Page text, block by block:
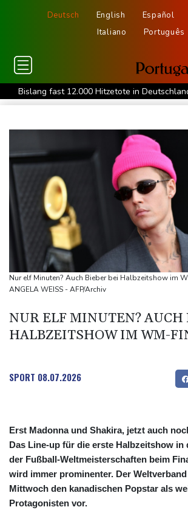
Deutsch English Español
Italiano
Português
Bislang fast 12.000 Hitzetote in
vor allem im Juni
Studie: Klimawandel verdoppelt
Waldbrände in Kanada
Niedersachsen: Splittergranate aus
Einfamilienhaus entdeckt
Commerzbank meldet Rekordergebnis -
stehen an
Coup für Köln: Hendrich kehrt in die
Kokain in Lutschern: 68-Jähriger bei
Düsseldorf ertappt
"Infanti-No Go": Pressestimmen zum
Manipulierte Trainerwahl? Razzia bei
DIHK fordert "resiliente" Infrastruktur:
Nur elf Minuten? Auch Bieber bei Halbzeitshow im
ANGELA WEISS - AFP/Archiv
NUR ELF MINUTEN? AUCH
HALBZEITSHOW IM WM-
SPORT 08.07.2026
Erst Madonna und Shakira, jetzt auch
Das Line-up für die erste Halbzeitshow in
der Fußball-Weltmeisterschaften beim
wird immer prominenter. Der Weltverband
Mittwoch den kanadischen Popstar als
Protagonisten vor.